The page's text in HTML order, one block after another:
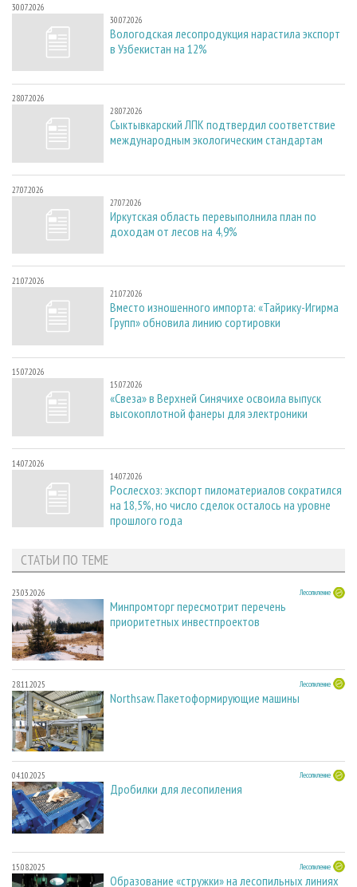
30.07.2026
30.07.2026
Вологодская лесопродукция нарастила экспорт
в Узбекистан на 12%
28.07.2026
28.07.2026
Сыктывкарский ЛПК подтвердил соответствие
международным экологическим стандартам
27.07.2026
27.07.2026
Иркутская область перевыполнила план по
доходам от лесов на 4,9%
21.07.2026
21.07.2026
Вместо изношенного импорта: «Тайрику-Игирма
Групп» обновила линию сортировки
15.07.2026
15.07.2026
«Свеза» в Верхней Синячихе освоила выпуск
высокоплотной фанеры для электроники
14.07.2026
14.07.2026
Рослесхоз: экспорт пиломатериалов сократился
на 18,5%, но число сделок осталось на уровне
прошлого года
СТАТЬИ ПО ТЕМЕ
23.03.2026 Лесопиление
Минпромторг пересмотрит перечень
приоритетных инвестпроектов
28.11.2025 Лесопиление
Northsaw. Пакетоформирующие машины
04.10.2025 Лесопиление
Дробилки для лесопиления
15.08.2025 Лесопиление
Образование «стружки» на лесопильных линиях